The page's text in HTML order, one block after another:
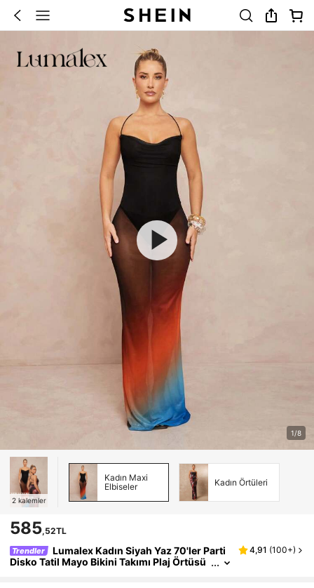
1/8
2 kalemler
Kadın Maxi
Elbiseler
Kadın Örtüleri
585,52TL
Trendler
Lumalex Kadın Siyah Yaz 70'ler Parti
Disko Tatil Mayo Bikini Takımı Plaj Örtüsü
4,91 (100+)